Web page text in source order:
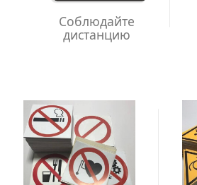
Соблюдайте
дистанцию